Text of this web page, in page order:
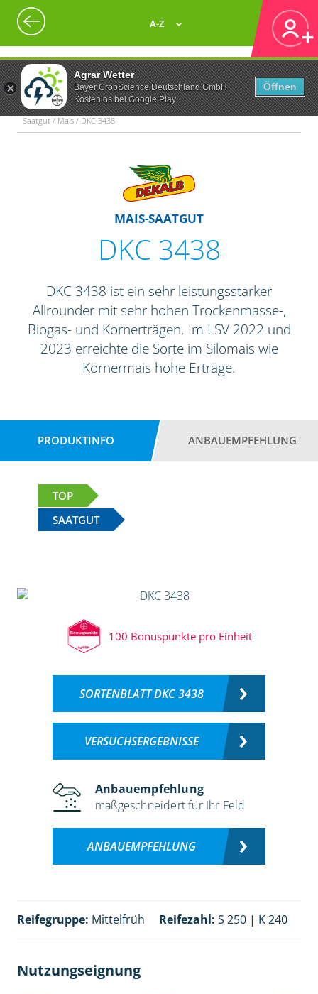
Agrar Wetter
Bayer CropScience Deutschland GmbH
Kostenlos bei Google Play
Öffnen
A-Z
Saatgut / Mais / DKC 3438
MAIS-SAATGUT
DKC 3438
DKC 3438 ist ein sehr leistungsstarker
Allrounder mit sehr hohen Trockenmasse-,
Biogas- und Kornerträgen. Im LSV 2022 und
2023 erreichte die Sorte im Silomais wie
Körnermais hohe Erträge.
PRODUKTINFO ANBAUEMPFEHLUNG
TOP
SAATGUT
100 Bonuspunkte pro Einheit
SORTENBLATT DKC 3438
VERSUCHSERGEBNISSE
Anbauempfehlung
maßgeschneidert für Ihr Feld
ANBAUEMPFEHLUNG
Reifegruppe: Mittelfrüh Reifezahl: S 250 | K 240
Nutzungseignung